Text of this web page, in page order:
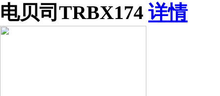
电贝司TRBX174 详情